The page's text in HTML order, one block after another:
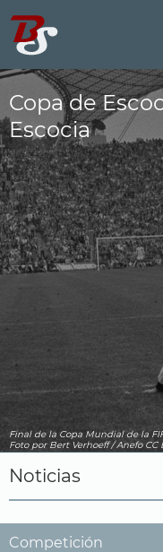
Copa de
Escocia
Final de la Copa Mundial de la
Fotopor Bert Verhoeff / Anefo CC
Noticias
Competición